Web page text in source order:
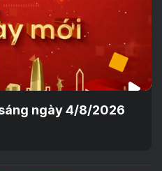
ngày 4/8/2026